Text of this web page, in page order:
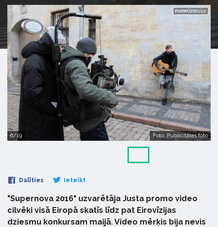
6/19 Foto: Publicitātes foto
Dalīties Ieteikt
"Supernova 2016" uzvarētāja Justa promo video
cilvēki visā Eiropā skatīs līdz pat Eirovīzijas
dziesmu konkursam maijā. Video mērķis bija nevis